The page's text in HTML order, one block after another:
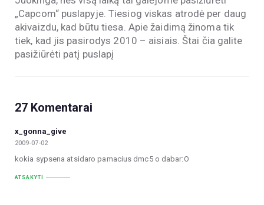
„Capcom“ puslapyje. Tiesiog viskas atrodė per daug
akivaizdu, kad būtu tiesa. Apie žaidimą žinoma tik
tiek, kad jis pasirodys 2010 – aisiais. Štai čia galite
pasižiūrėti patį puslapį
27 Komentarai
x_gonna_give
2009-07-02
kokia sypsena atsidaro pamacius dmc5 o dabar:O
ATSAKYTI